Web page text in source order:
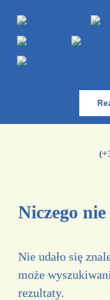
Niczego
Nie udało się
może
rezultaty.